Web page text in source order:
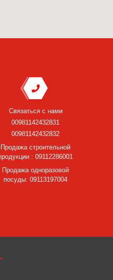
Связаться с нами
00981142432831
00981142432832
Продажа строительной
: 09112286001
Продажа одноразовой
посуды: 09113197004